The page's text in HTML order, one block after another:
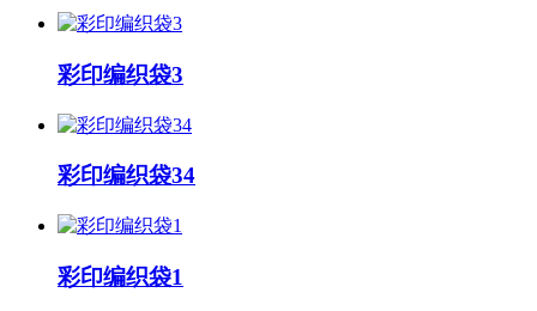
彩印编织袋3
彩印编织袋34
彩印编织袋1